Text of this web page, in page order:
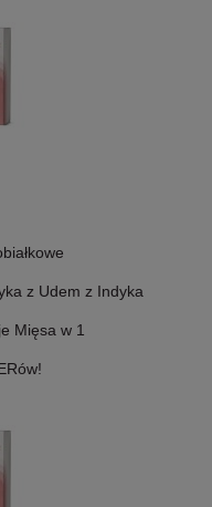
z Udem z Indyka
Mięsa w 1